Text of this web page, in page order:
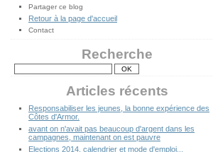
Partager ce blog
Retour à la page d'accueil
Contact
Recherche
Articles récents
Responsabiliser les jeunes, la bonne expérience des
Côtes d'Armor.
avant on n'avait pas beaucoup d'argent dans les
campagnes, maintenant on est pauvre
Elections 2014, calendrier et mode d'emploi...